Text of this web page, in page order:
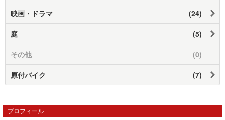
映画・ドラマ (24)
庭 (5)
その他 (0)
原付バイク (7)
プロフィール